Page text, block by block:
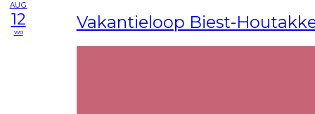
AUG
12
wo Vakantieloop Biest-